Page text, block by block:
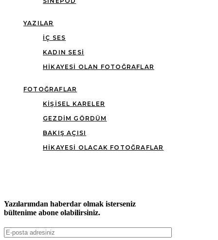
YAZILAR
İÇ SES
KADIN SESI
HIKAYESI OLAN FOTOĞRAFLAR
FOTOĞRAFLAR
KIŞISEL KARELER
GEZDIM GÖRDÜM
BAKIŞ AÇISI
HIKAYESI OLACAK FOTOĞRAFLAR
Yazılarımdan haberdar olmak isterseniz
bültenime abone olabilirsiniz.